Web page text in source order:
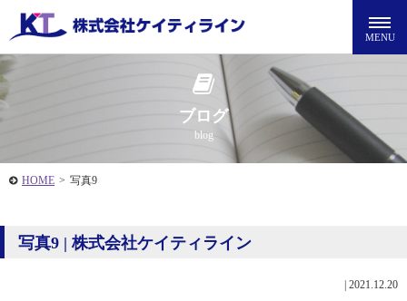
ブログ
blog
HOME > 写真9
写真9 | 株式会社ケイティライン
2021.12.20